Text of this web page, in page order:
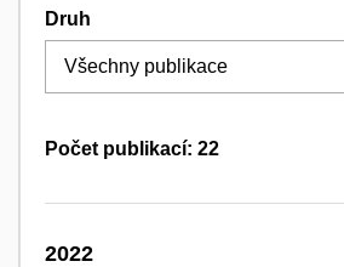
Druh
Počet publikací: 22
2022